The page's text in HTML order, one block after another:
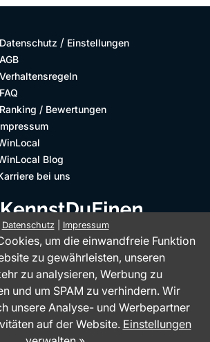
Datenschutz / Einstellungen
AGB
Verhaltensregeln
FAQ
Ranking / Bewertungen
Blog
bei uns
Datenschutz| Impressum
um die einwandfreie Funktion
zu gewährleisten, unseren
zu analysieren, Werbung zu
und um SPAM zu verhindern. Wir
unsere Analyse- und Werbepartner
auf der Website. Einstellungen